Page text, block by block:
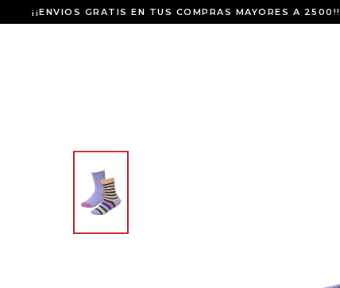
¡¡ENVIOS GRATIS EN TUS COMPRAS MAYORES A 2500!!